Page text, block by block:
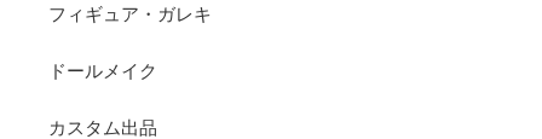
フィギュア・ガレキ
ドールメイク
カスタム出品